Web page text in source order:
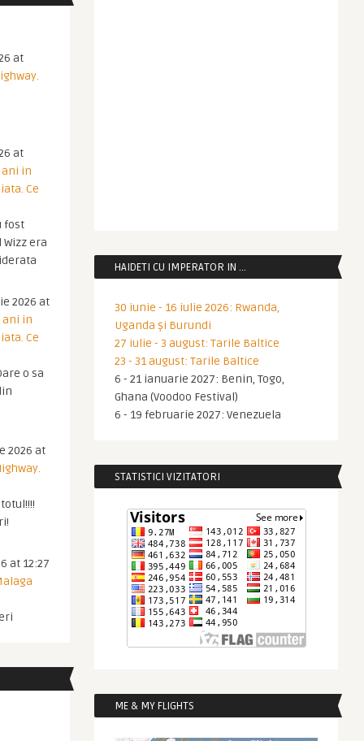
at
at
ani in
Ce
fost
era
2026 at
ani in
Ce
o sa
2026 at
at 12:27
HAIDETI CU IMPERATOR IN …
30 iunie - 16 iulie 2026: Rwanda,
Uganda și Burundi
27 iulie - 3 august: Tarile Baltice
23 - 31 august: Tarile Baltice
6 - 21 ianuarie 2027: Benin, Togo,
Ghana (Voodoo Festival)
6 - 19 februarie 2027: Venezuela
STATISTICI VIZITATORI
ME & MY FLIGHTS